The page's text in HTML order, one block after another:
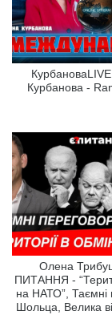
Курбанова -
Олена
ПИТАННЯ‬ -
на НАТО”, Таємні
Шольца, Велика